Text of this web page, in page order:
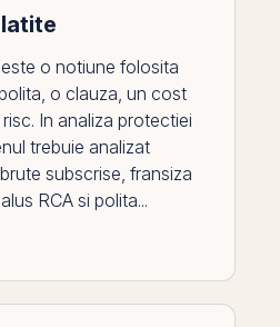
o notiune folosita
o clauza, un cost
In analiza protectiei
trebuie analizat
subscrise, fransiza
RCA si polita...